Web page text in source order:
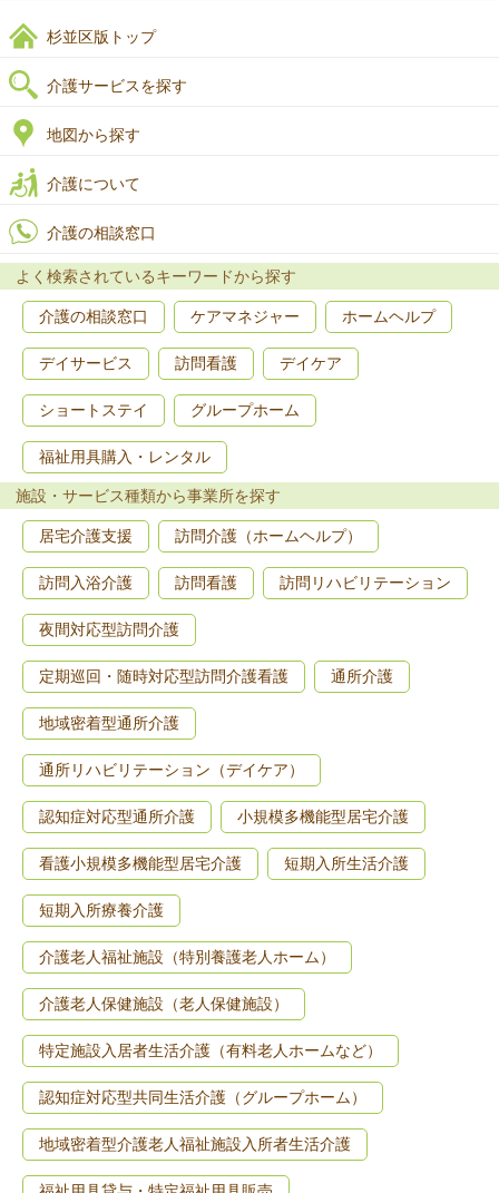
杉並区版トップ
介護サービスを探す
地図から探す
介護について
介護の相談窓口
よく検索されているキーワードから探す
介護の相談窓口 ケアマネジャー ホームヘルプ
デイサービス 訪問看護 デイケア
ショートステイ グループホーム
福祉用具購入・レンタル
施設・サービス種類から事業所を探す
居宅介護支援 訪問介護（ホームヘルプ）
訪問入浴介護 訪問看護 訪問リハビリテーション
夜間対応型訪問介護
定期巡回・随時対応型訪問介護看護 通所介護
地域密着型通所介護
通所リハビリテーション（デイケア）
認知症対応型通所介護 小規模多機能型居宅介護
看護小規模多機能型居宅介護 短期入所生活介護
短期入所療養介護
介護老人福祉施設（特別養護老人ホーム）
介護老人保健施設（老人保健施設）
特定施設入居者生活介護（有料老人ホームなど）
認知症対応型共同生活介護（グループホーム）
地域密着型介護老人福祉施設入所者生活介護